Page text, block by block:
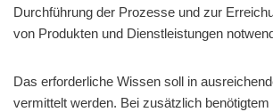
Durchführung der Prozesse und zur
von Produkten und Dienstleistungen
Das erforderliche Wissen soll in
vermittelt werden. Bei zusätzlich